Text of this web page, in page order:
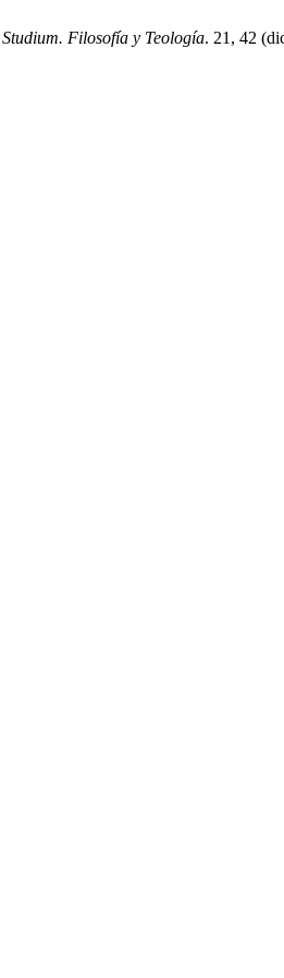
Studium. Filosofía y Teología. 21, 42